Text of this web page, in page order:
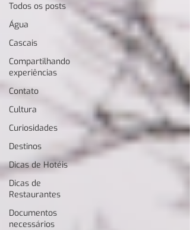
Todos os posts
Água
Cascais
Compartilhando
experiências
Contato
Cultura
Curiosidades
Destinos
Dicas de Hotéis
Dicas de
Restaurantes
Documentos
necessários